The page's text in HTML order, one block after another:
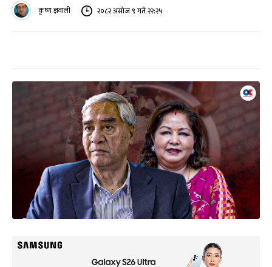
कृष्ण ज्ञवाली २०८२ असोज ९ गते २२:२५